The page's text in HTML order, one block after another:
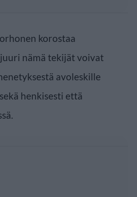
korostaa
nämä tekijät voivat
avoleskille
henkisesti että